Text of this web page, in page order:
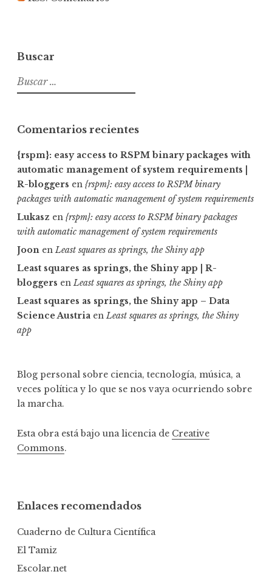
en
en
en
Buscar
Buscar:
Comentarios recientes
{rspm}: easy access to RSPM binary packages with
automatic management of system requirements |
R-bloggers en {rspm}: easy access to RSPM binary
packages with automatic management of system requirements
Lukasz en {rspm}: easy access to RSPM binary packages
with automatic management of system requirements
Joon enLeast squares as springs, the Shiny app
Least squares as springs, the Shiny app | R-
bloggers enLeast squares as springs, the Shiny app
Least squares as springs, the Shiny app – Data
Science Austria enLeast squares as springs, the Shiny
app
Blog personal sobre ciencia, tecnología, música, a
veces política y lo que se nos vaya ocurriendo sobre
la marcha.
Esta obra está bajo una licencia de Creative
Commons.
Enlaces recomendados
Cuaderno de Cultura Científica
El Tamiz
Escolar.net